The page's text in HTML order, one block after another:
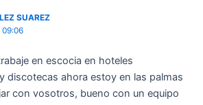
SUAREZ
09:06
en escocia en hoteles
discotecas ahora estoy en las palmas
con vosotros, bueno con un equipo